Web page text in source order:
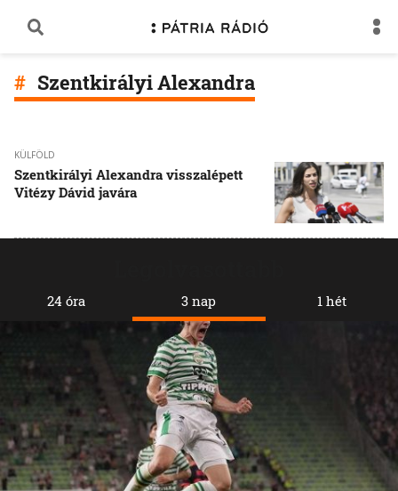
Szentkirályi Alexandra
KÜLFÖLD
Szentkirályi Alexandra visszalépett
Vitézy Dávid javára
24 óra 3 nap 1 hét